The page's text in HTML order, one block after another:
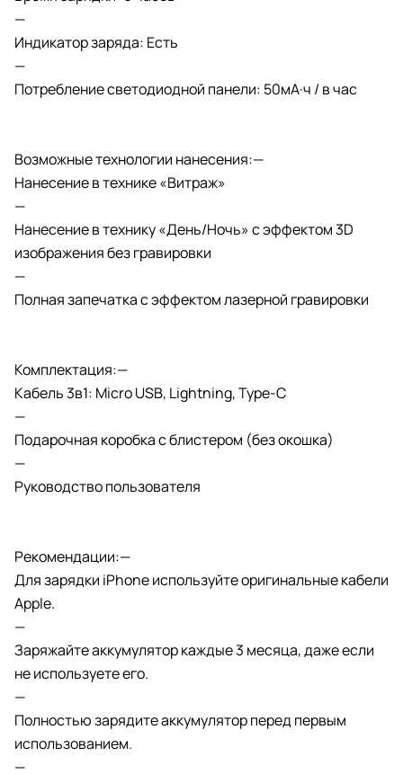
—
Индикатор заряда: Есть
—
Потребление светодиодной панели: 50мА·ч / в час
Возможные технологии нанесения:—
Нанесение в технике «Витраж»
—
Нанесение в технику «День/Ночь» с эффектом 3D
изображения без гравировки
—
Полная запечатка с эффектом лазерной гравировки
Комплектация:—
Кабель 3в1: Micro USB, Lightning, Type-C
—
Подарочная коробка с блистером (без окошка)
—
Руководство пользователя
Рекомендации:—
Для зарядки iPhone используйте оригинальные кабели
Apple.
—
Заряжайте аккумулятор каждые 3 месяца, даже если
не используете его.
—
Полностью зарядите аккумулятор перед первым
использованием.
—